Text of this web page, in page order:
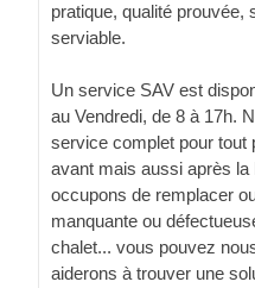
pratique, qualité prouvée,
serviable.
Un service SAV est
au Vendredi, de 8 à 17h.
service complet pour tout
avant mais aussi après
occupons de remplacer
manquante ou
chalet... vous pouvez
aiderons à trouver une